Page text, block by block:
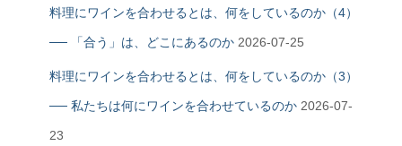
料理にワインを合わせるとは、何をしているのか（4）
── 「合う」は、どこにあるのか 2026-07-25
料理にワインを合わせるとは、何をしているのか（3）
── 私たちは何にワインを合わせているのか 2026-07-
23